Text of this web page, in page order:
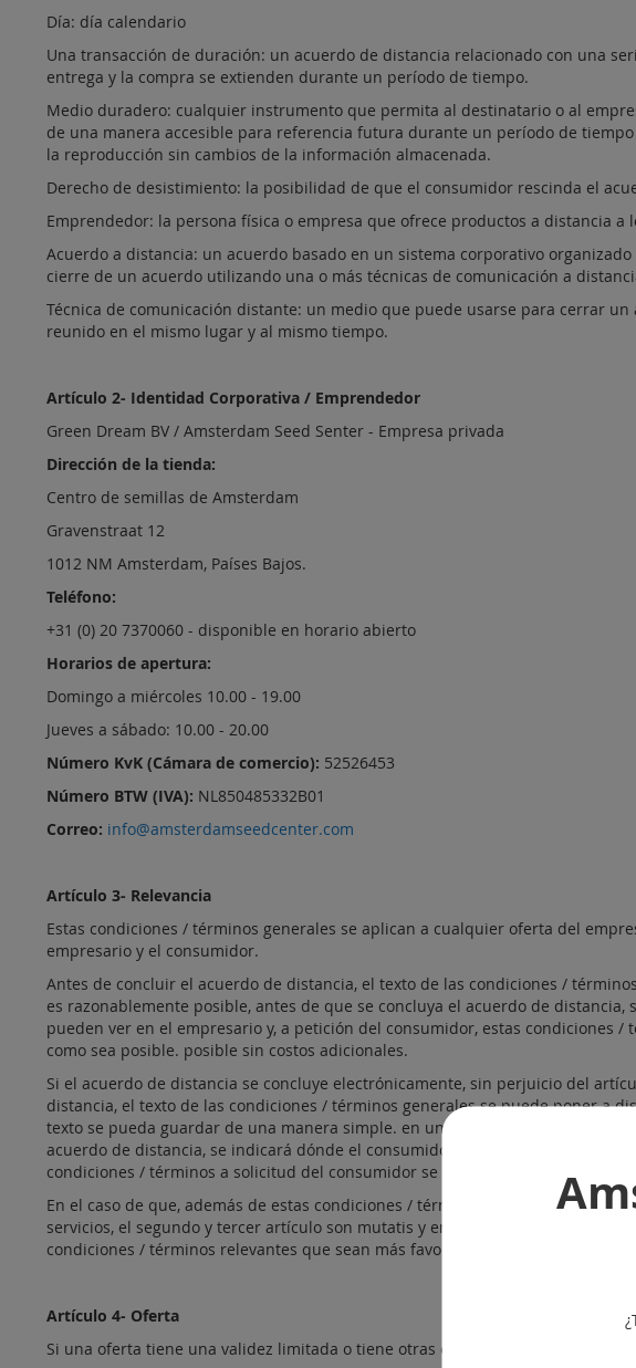
Día: día calendario
Una transacción de duración: un acuerdo de distancia relacionado con una
entrega y la compra se extienden durante un período de tiempo.
Medio duradero: cualquier instrumento que permita al destinatario o al
de una manera accesible para referencia futura durante un período de
la reproducción sin cambios de la información almacenada.
Derecho de desistimiento: la posibilidad de que el consumidor rescinda el
Emprendedor: la persona física o empresa que ofrece productos a distancia a
Acuerdo a distancia: un acuerdo basado en un sistema corporativo
cierre de un acuerdo utilizando una o más técnicas de comunicación a
Técnica de comunicación distante: un medio que puede usarse para cerrar
reunido en el mismo lugar y al mismo tiempo.
Artículo 2- Identidad Corporativa / Emprendedor
Green Dream BV / Amsterdam Seed Senter - Empresa privada
Dirección de la tienda:
Centro de semillas de Amsterdam
Gravenstraat 12
1012 NM Amsterdam, Países Bajos.
Teléfono:
+31 (0) 20 7370060 - disponible en horario abierto
Horarios de apertura:
Domingo a miércoles 10.00 - 19.00
Jueves a sábado: 10.00 - 20.00
Número KvK (Cámara de comercio): 52526453
Número BTW (IVA): NL850485332B01
Correo: info@amsterdamseedcenter.com
Artículo 3- Relevancia
Estas condiciones / términos generales se aplican a cualquier oferta del
empresario y el consumidor.
Antes de concluir el acuerdo de distancia, el texto de las condiciones /
es razonablemente posible, antes de que se concluya el acuerdo de
pueden ver en el empresario y, a petición del consumidor, estas condiciones
como sea posible. posible sin costos adicionales.
Si el acuerdo de distancia se concluye electrónicamente, sin perjuicio del
distancia, el texto de las condiciones / términos generales se puede poner a
texto se pueda guardar de una manera simple. en un medio duradero. Si
acuerdo de distancia, se indicará dónde el consumidor puede encontrar las
condiciones / términos a solicitud del consumidor se enviarán
En el caso de que, además de estas condiciones / términos generales,
servicios, el segundo y tercer artículo son mutatis y en caso de condiciones /
condiciones / términos relevantes que sean más favorables para el consumidor
Artículo 4- Oferta
Si una oferta tiene una validez limitada o tiene otras especificaciones, esto se